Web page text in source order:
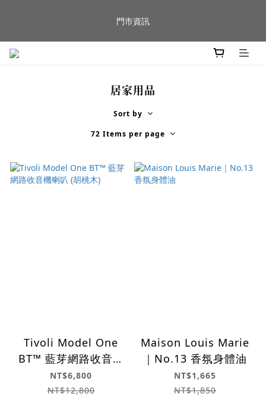
群門市展示中✨
門市資訊
新品到貨｜日本燈具品牌 Ambientec 年度新品 Barcarolle 臺中樂
群門市展示中✨
居家用品
Sort by
72 Items per page
Tivoli Model One
BT™ 藍芽網路收音機
喇叭 (胡桃木)
NT$6,800
NT$12,800
Maison Louis Marie
｜No.13 香氛身體油
NT$1,665
NT$1,850